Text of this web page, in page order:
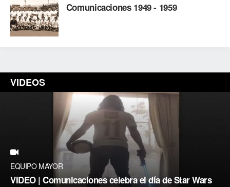
Comunicaciones 1949 - 1959
VIDEOS
EQUIPO MAYOR
VIDEO | Comunicaciones celebra el día de Star Wars